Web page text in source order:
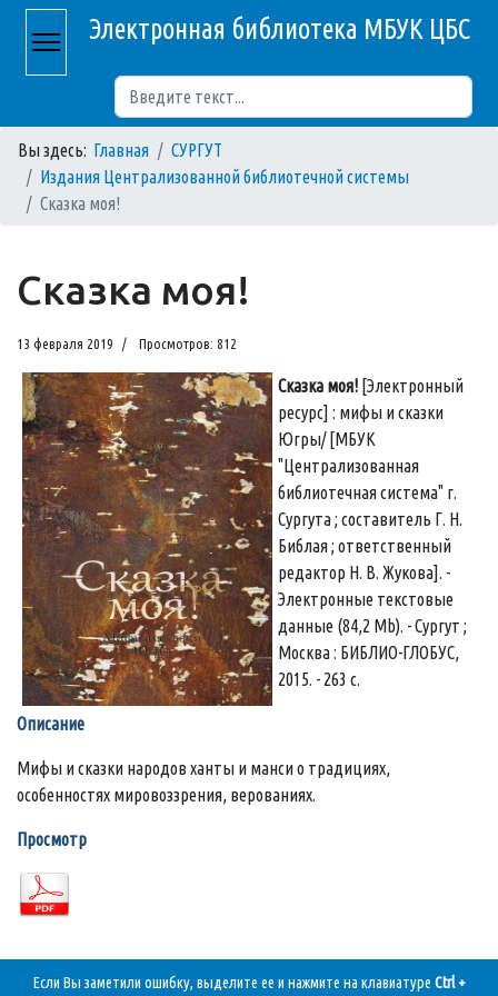
Электронная библиотека МБУК ЦБС
Вы здесь: Главная
СУРГУТ
Издания Централизованной библиотечной системы
Сказка моя!
Сказка моя!
13 февраля 2019 Просмотров: 812
Сказка моя! [Электронный
ресурс] : мифы и сказки
Югры/ [МБУК
"Централизованная
библиотечная система" г.
Сургута ; составитель Г. Н.
Библая ; ответственный
редактор Н. В. Жукова]. -
Электронные текстовые
данные (84,2 Mb). - Сургут ;
Москва : БИБЛИО-ГЛОБУС,
2015. - 263 с.
Описание
Мифы и сказки народов ханты и манси о традициях,
особенностях мировоззрения, верованиях.
Просмотр
Если Вы заметили ошибку, выделите ее и нажмите на клавиатуре Ctrl +